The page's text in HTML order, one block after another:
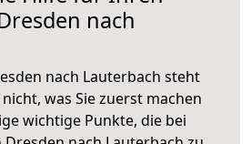
nach
nach Lauterbach steht
was Sie zuerst machen
wichtige Punkte, die bei